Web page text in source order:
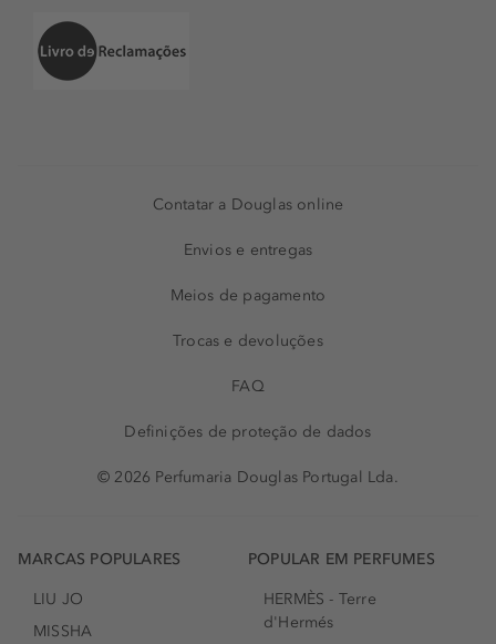
Contatar a Douglas online
Envios e entregas
Meios de pagamento
Trocas e devoluções
FAQ
Definições de proteção de dados
© 2026 Perfumaria Douglas Portugal Lda.
MARCAS POPULARES
LIU JO
MISSHA
POPULAR EM PERFUMES
HERMÈS - Terre
d'Hermés